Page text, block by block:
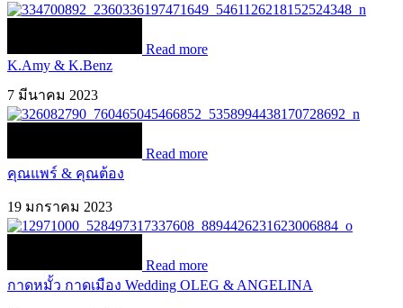
Read more
K.Amy & K.Benz
7 มีนาคม 2023
Read more
คุณแพร์ & คุณต้อง
19 มกราคม 2023
Read more
กาดหมั้ว กาดเมือง Wedding OLEG & ANGELINA